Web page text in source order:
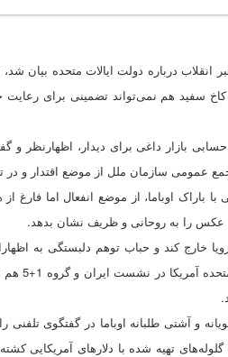
درباره دولت ایالات متحده بیان
سفید هم نمی‌تواند تضمینی برای
بازار داغی برای دیدار، اظهارنظر و
عمومی سازمان ملل از موضع اقتدار و
با باراک اوباما، از موضع انفعال اما
عکس را به روحانی و ظریف نشان بدهد.
خارج کند و حباب توهم دلبستگی به
مردم ایران
و آشتی طلبانه اوباما در گفتگوی
تهیه شده با دلارهای آمریکایی